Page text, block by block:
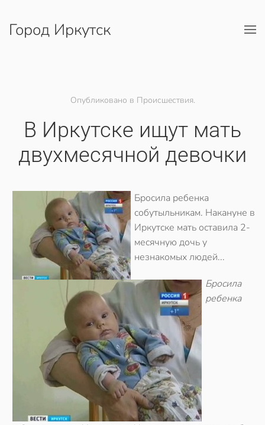
Перейти к содержимому
Город Иркутск
Опубликовано в Происшествия.
В Иркутске ищут мать
двухмесячной девочки
Бросила ребенка
собутыльникам. Накануне в
Иркутске мать оставила 2-
месячную дочь у
незнакомых людей...
Бросила
ребенка